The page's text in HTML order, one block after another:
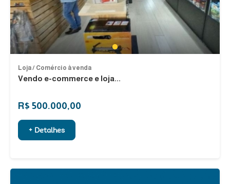
1
Loja / Comércio à venda
Vendo e-commerce e loja...
R$ 500.000,00
+ Detalhes